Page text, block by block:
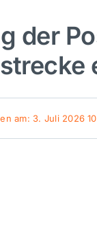
der
am: 3. Juli 2026